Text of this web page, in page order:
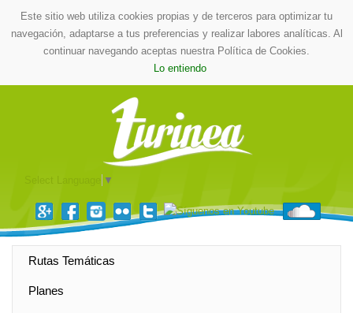
Este sitio web utiliza cookies propias y de terceros para optimizar tu
navegación, adaptarse a tus preferencias y realizar labores analíticas. Al
continuar navegando aceptas nuestra Política de Cookies.
Lo entiendo
▼
Rutas Temáticas
Planes